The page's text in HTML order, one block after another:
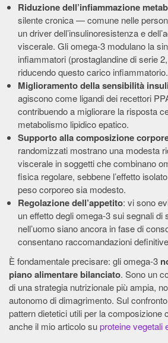
Riduzione dell’infiammazione
silente cronica — comune nelle
un driver dell’insulinoresistenza e
viscerale. Gli omega-3 modulano la
infiammatori (prostaglandine di serie
riducendo questo carico infiammatorio.
Miglioramento della sensibilità
agiscono come ligandi dei recettori
contribuendo a migliorare la risposta
metabolismo lipidico epatico.
Supporto alla composizione
randomizzati mostrano una modesta
viscerale in soggetti che combinano
fisica regolare, sebbene l’effetto
peso corporeo sia modesto.
Regolazione dell’appetito: vi sono
un effetto degli omega-3 sui segnali di
nell’uomo siano ancora in fase di
consentano raccomandazioni
È fondamentale precisare: gli omega-3
piano alimentare bilanciato. Sono un
di una strategia nutrizionale più ampia,
autonomo di dimagrimento. Sul
pattern dietetici utili per la composizione
anche il mio articolo suproteine vegetali